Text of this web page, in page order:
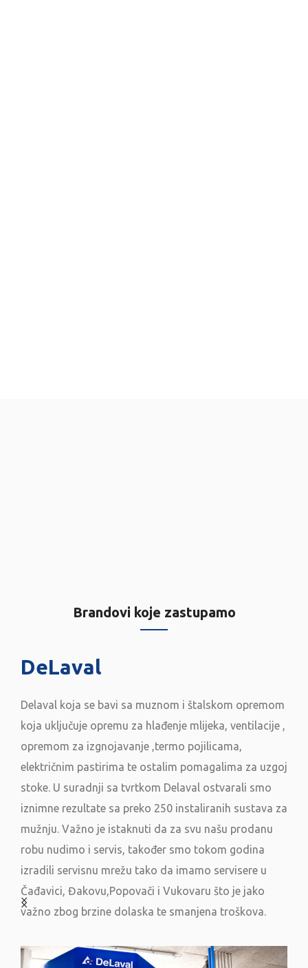
Brandovi koje zastupamo
CMP – Animal Welfare dizajnira i realizira najbolje
sustave ventilacije, hidraulike i rasvjete za zootehnički
sektor u više od 50 zemalja diljem svijeta.
CMP sustavi